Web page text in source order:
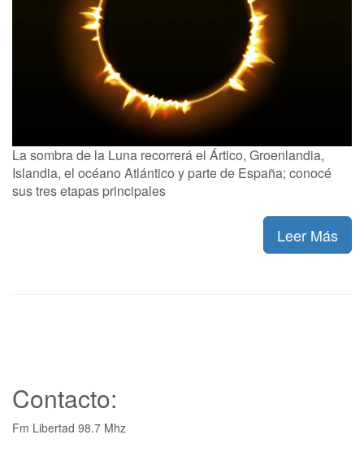
La sombra de la Luna recorrerá el Ártico, Groenlandia,
Islandia, el océano Atlántico y parte de España; conocé
sus tres etapas principales
Leer Más
Contacto:
Fm Libertad 98.7 Mhz